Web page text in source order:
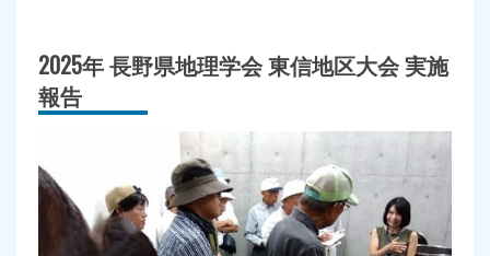
2025年 長野県地理学会 東信地区大会 実施
報告